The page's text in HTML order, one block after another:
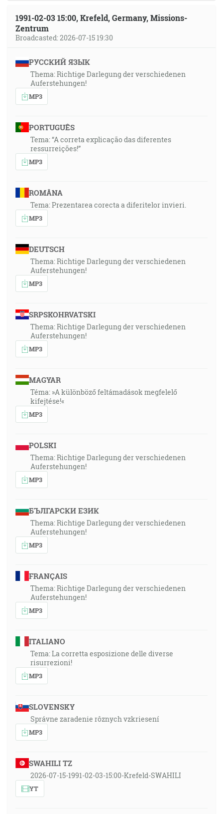
1991-02-03 15:00, Krefeld, Germany, Missions-
Zentrum
Broadcasted: 2026-07-15 19:30
РУССКИЙ ЯЗЫК
Thema: Richtige Darlegung der verschiedenen
Auferstehungen!
MP3
PORTUGUÊS
Tema: “A correta explicação das diferentes
ressurreições!”
MP3
ROMÂNA
Tema: Prezentarea corecta a diferitelor invieri.
MP3
DEUTSCH
Thema: Richtige Darlegung der verschiedenen
Auferstehungen!
MP3
SRPSKOHRVATSKI
Thema: Richtige Darlegung der verschiedenen
Auferstehungen!
MP3
MAGYAR
Téma: »A különböző feltámadások megfelelő
kifejtése!«
MP3
POLSKI
Thema: Richtige Darlegung der verschiedenen
Auferstehungen!
MP3
БЪЛГАРСКИ ЕЗИК
Thema: Richtige Darlegung der verschiedenen
Auferstehungen!
MP3
FRANÇAIS
Thema: Richtige Darlegung der verschiedenen
Auferstehungen!
MP3
ITALIANO
Tema: La corretta esposizione delle diverse
risurrezioni!
MP3
SLOVENSKY
Správne zaradenie rôznych vzkriesení
MP3
SWAHILI TZ
2026-07-15-1991-02-03-15:00-Krefeld-SWAHILI
YT